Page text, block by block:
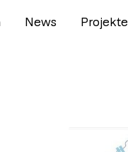
News Projekte